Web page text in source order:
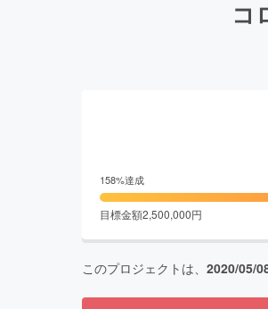
コ
158%達成
目標金額2,500,000円
このプロジェクトは、 2020/05/